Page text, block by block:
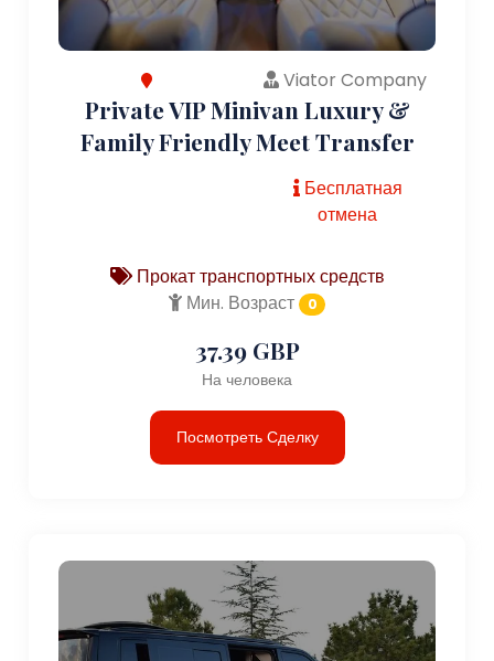
Viator Company
Private VIP Minivan Luxury &
Family Friendly Meet Transfer
Бесплатная
отмена
Прокат транспортных средств
Мин. Возраст
0
37.39 GBP
На человека
Посмотреть Сделку